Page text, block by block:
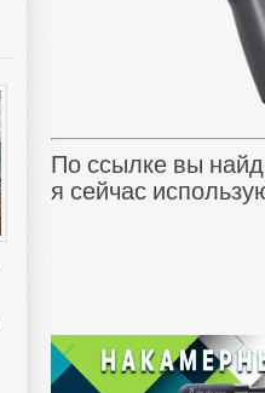
По ссылке вы
я сейчас